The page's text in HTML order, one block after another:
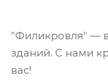
"Филикровля" —
зданий. С нами
вас!